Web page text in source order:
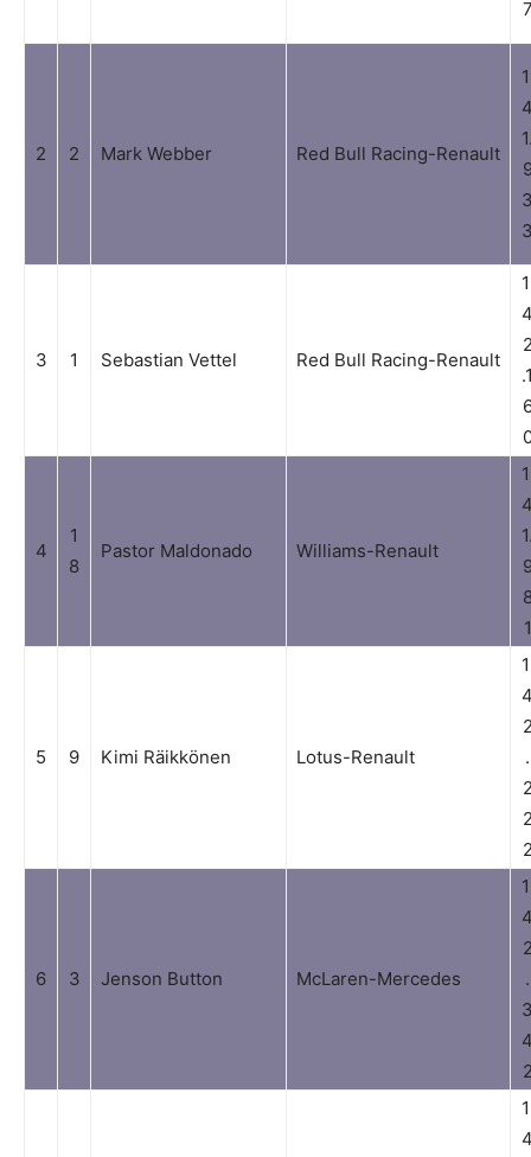
2 2 Mark Webber Red Bull Racing-Renault
3 1 Sebastian Vettel Red Bull Racing-Renault
4
1
8
Pastor Maldonado Williams-Renault
1
5 9 Kimi Räikkönen Lotus-Renault
.
6 3 Jenson Button McLaren-Mercedes
.